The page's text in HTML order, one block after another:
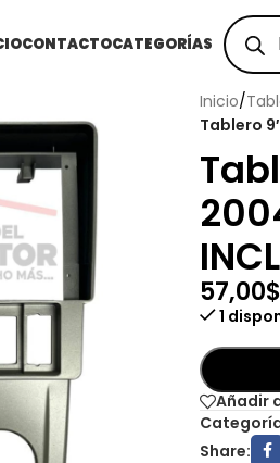
CONTACTOCATEGORÍAS
Inicio/
Tablero
57,00$
1
Añadir
Share: